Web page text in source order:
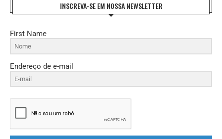
INSCREVA-SE EM NOSSA NEWSLETTER
First Name
Endereço de e-mail